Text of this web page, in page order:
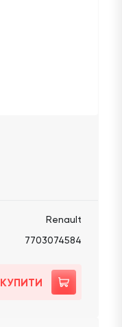
Renault
7703074584
КУПИТИ